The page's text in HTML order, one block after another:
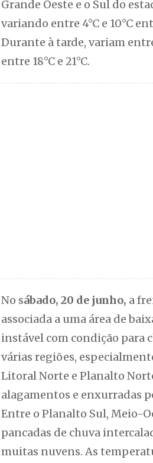
Grande Oeste e o Sul do
variando entre 4°C e 10°C
Durante à tarde, variam
entre 18°C e 21°C.
No sábado, 20 de junho, a
associada a uma área de
instável com condição para
várias regiões,
Litoral Norte e Planalto
alagamentos e enxurradas
Entre o Planalto Sul, Meio-
pancadas de chuva
muitas nuvens. As